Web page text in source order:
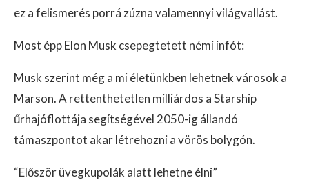
ez a felismerés porrá zúzna valamennyi világvallást.
Most épp Elon Musk csepegtetett némi infót:
Musk szerint még a mi életünkben lehetnek városok a
Marson. A rettenthetetlen milliárdos a Starship
űrhajóflottája segítségével 2050-ig állandó
támaszpontot akar létrehozni a vörös bolygón.
“Először üvegkupolák alatt lehetne élni”